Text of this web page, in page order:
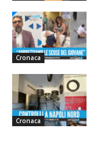
Cronaca
Cronaca